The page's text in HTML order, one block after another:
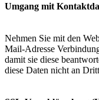
Umgang mit
Nehmen Sie mit den
Mail-Adresse
damit sie diese
diese Daten nicht an